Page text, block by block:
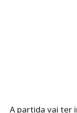
A partida vai ter